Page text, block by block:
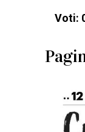
Voti: